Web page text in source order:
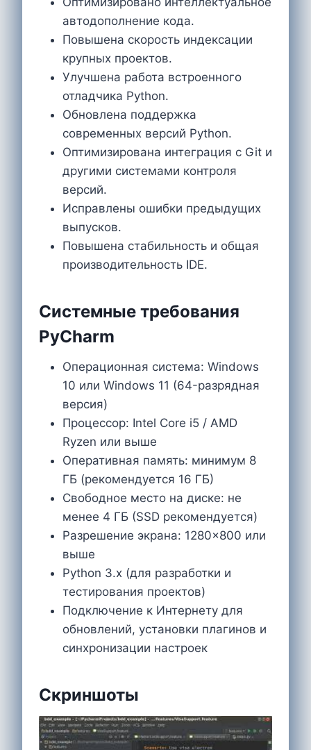
автодополнение кода.
Повышена скорость индексации
крупных проектов.
Улучшена работа встроенного
отладчика Python.
Обновлена поддержка
современных версий Python.
Оптимизирована интеграция с Git и
другими системами контроля
версий.
Исправлены ошибки предыдущих
выпусков.
Повышена стабильность и общая
производительность IDE.
Системные требования
PyCharm
Операционная система: Windows
10 или Windows 11 (64-разрядная
версия)
Процессор: Intel Core i5 / AMD
Ryzen или выше
Оперативная память: минимум 8
ГБ (рекомендуется 16 ГБ)
Свободное место на диске: не
менее 4 ГБ (SSD рекомендуется)
Разрешение экрана: 1280×800 или
выше
Python 3.x (для разработки и
тестирования проектов)
Подключение к Интернету для
обновлений, установки плагинов и
синхронизации настроек
Скриншоты